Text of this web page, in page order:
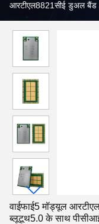
आरटीएल8821सीई डुअल बैंड
वाईफाई5 मॉड्यूल
ब्लूटूथ5.0 के साथ